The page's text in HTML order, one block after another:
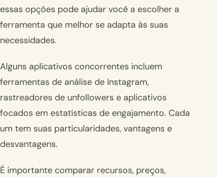
essas opções pode ajudar você a escolher a
ferramenta que melhor se adapta às suas
necessidades.
Alguns aplicativos concorrentes incluem
ferramentas de análise de Instagram,
rastreadores de unfollowers e aplicativos
focados em estatísticas de engajamento. Cada
um tem suas particularidades, vantagens e
desvantagens.
É importante comparar recursos, preços,